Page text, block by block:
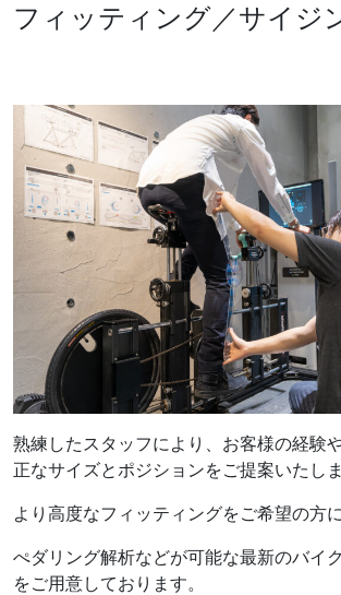
フィッティング／サイジ
熟練したスタッフにより、お客様の経験
正なサイズとポジションをご提案いたしま
より高度なフィッティングをご希望の方に
ぺダリング解析などが可能な最新のバイ
をご用意しております。